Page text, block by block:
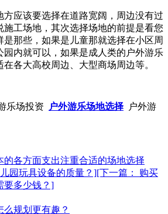
方应该要选择在道路宽阔，周边没有过
施工场地，其次选择场地的前提是看您
那些，如果是儿童那就选择在小区周
园内就可以，如果是成人类的户外游乐
各大高校周边、大型商场周边等。
乐场投资 户外游乐场地选择 户外游
的各方面支出注重合适的场地选择
园玩具设备的质量？][下一篇： 购买
要多少钱？]